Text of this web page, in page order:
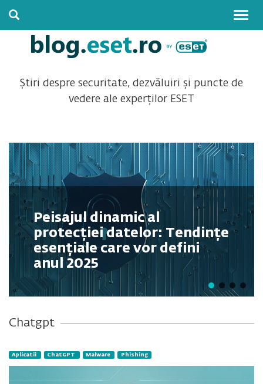
Știri despre securitate, dezvăluiri și puncte de
vedere ale experților ESET
Peisajul dinamic al
protecției datelor: Tendințe
esențiale care vor defini
anul 2025
Chatgpt
Aplicatii ChatGPT Malware Phishing